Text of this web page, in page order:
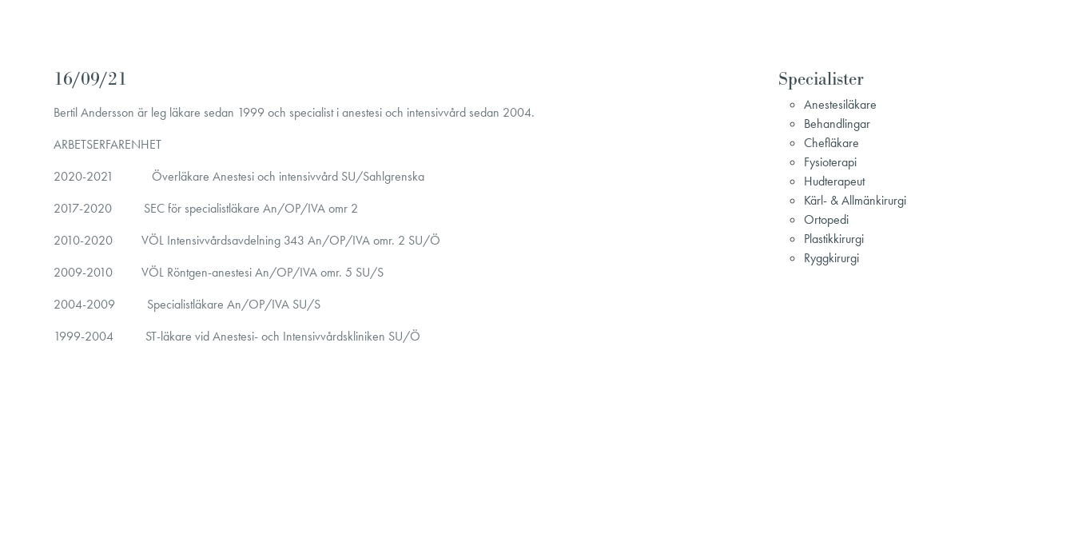
16/09/21
Bertil Andersson är leg läkare sedan 1999 och specialist i anestesi och intensivvård sedan 2004.
ARBETSERFARENHET
2020-2021 Överläkare Anestesi och intensivvård SU/Sahlgrenska
2017-2020 SEC för specialistläkare An/OP/IVA omr 2
2010-2020 VÖL Intensivvårdsavdelning 343 An/OP/IVA omr. 2 SU/Ö
2009-2010 VÖL Röntgen-anestesi An/OP/IVA omr. 5 SU/S
2004-2009 Specialistläkare An/OP/IVA SU/S
1999-2004 ST-läkare vid Anestesi- och Intensivvårdskliniken SU/Ö
Specialister
Anestesiläkare
Behandlingar
Chefläkare
Fysioterapi
Hudterapeut
Kärl- & Allmänkirurgi
Ortopedi
Plastikkirurgi
Ryggkirurgi